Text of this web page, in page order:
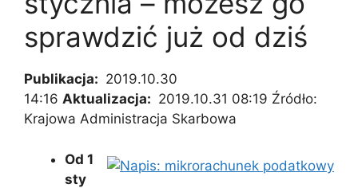
sprawdzić już od dziś
Publikacja: 2019.10.30
14:16 Aktualizacja: 2019.10.31 08:19 Źródło:
Krajowa Administracja Skarbowa
Od 1
sty